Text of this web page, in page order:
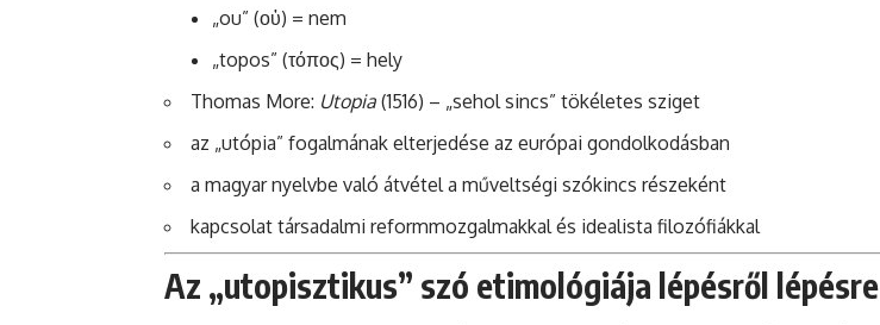
„ou” (οὐ) = nem
„topos” (τόπος) = hely
Thomas More: Utopia (1516) – „sehol sincs” tökéletes sziget
az „utópia” fogalmának elterjedése az európai gondolkodásban
a magyar nyelvbe való átvétel a műveltségi szókincs részeként
kapcsolat társadalmi reformmozgalmakkal és idealista filozófiákkal
Az „utopisztikus” szó etimológiája lépésről lépésre